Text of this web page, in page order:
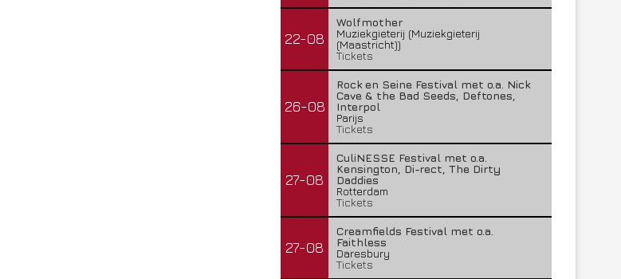
22-08
Wolfmother
Muziekgieterij (Muziekgieterij
(Maastricht))
Tickets
26-08
Rock en Seine Festival met o.a. Nick
Cave & the Bad Seeds, Deftones,
Interpol
Parijs
Tickets
27-08
CuliNESSE Festival met o.a.
Kensington, Di-rect, The Dirty
Daddies
Rotterdam
Tickets
27-08
Creamfields Festival met o.a.
Faithless
Daresbury
Tickets